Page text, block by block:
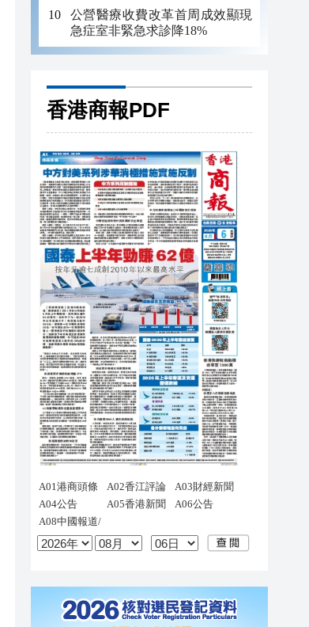
公營醫療收費改革首周成效顯現
急症室非緊急求診降18%
香港商報PDF